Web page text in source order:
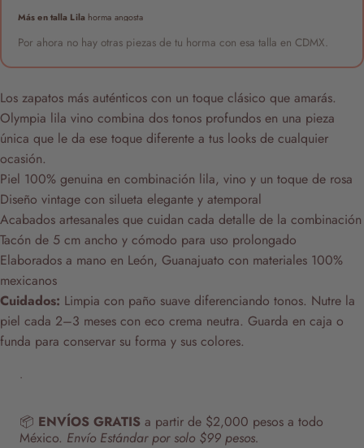
Más en talla Lila horma angosta
Por ahora no hay otras piezas de tu horma con esa talla en CDMX.
Los zapatos más auténticos con un toque clásico que amarás.
Olympia lila vino combina dos tonos profundos en una pieza
única que le da ese toque diferente a tus looks de cualquier
ocasión.
Piel 100% genuina en combinación lila, vino y un toque de rosa
Diseño vintage con silueta elegante y atemporal
Acabados artesanales que cuidan cada detalle de la combinación
Tacón de 5 cm ancho y cómodo para uso prolongado
Elaborados a mano en León, Guanajuato con materiales 100%
mexicanos
Cuidados: Limpia con paño suave diferenciando tonos. Nutre la
piel cada 2–3 meses con eco crema neutra. Guarda en caja o
funda para conservar su forma y sus colores.
.
📦 ENVÍOS GRATIS a partir de $2,000 pesos a todo
México. Envío Estándar por solo $99 pesos.